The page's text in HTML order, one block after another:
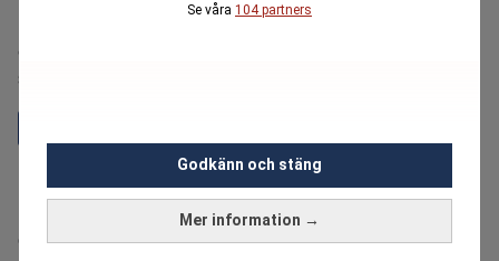
Se våra 104 partners
Mer information →
Godkänn och stäng
E55 är en oberoende och kostnadsfri nyhetskanal för
dig över 55 år som vill fördjupa dig i ekonomi,
sparande, pension och plånboksnära frågor.
Hantera prenumeration
Cookiepolicy